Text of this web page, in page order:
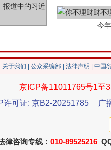
魏明
关于我们 公众采编部 法律声明 | 中国
京ICP备11011765号1至
许可证: 京B2-20251785
广
律咨询专线： 010-89525216